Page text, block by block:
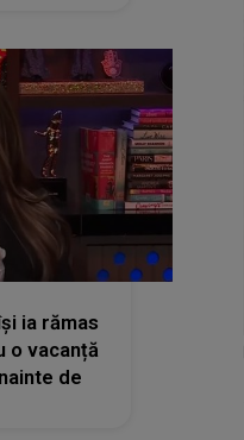
ia rămas
o vacanță
de